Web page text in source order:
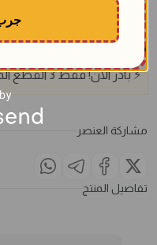
الوصف
قميص نسائي أنيق من القطن الناعم
عصرية وأنثوية. مثالي للإطلالات
64.00
$
⚡بادر الآن!فقط3القطع
مشاركة العنصر
تفاصيل المنتج